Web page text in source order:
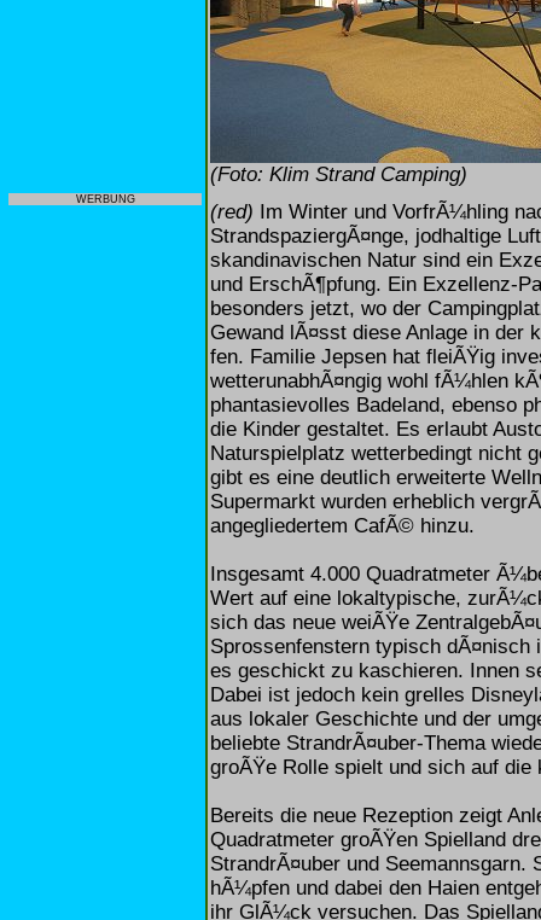
WERBUNG
(Foto: Klim Strand Camping)
(red) Im Winter und VorfrÃ¼hling
StrandspaziergÃ¤nge, jodhaltige
skandinavischen Natur sind ein
und ErschÃ¶pfung. Ein Exzellenz-
besonders jetzt, wo der
Gewand lÃ¤sst diese Anlage in
fen. Familie Jepsen hat fleiÃŸig
wetterunabhÃ¤ngig wohl fÃ¼hlen
phantasievolles Badeland, ebenso
die Kinder gestaltet. Es erlaubt
Naturspielplatz wetterbedingt nicht
gibt es eine deutlich erweiterte
Supermarkt wurden erheblich
angegliedertem CafÃ© hinzu.
Insgesamt 4.000 Quadratmeter
Wert auf eine lokaltypische,
sich das neue weiÃŸe
Sprossenfenstern typisch dÃ¤nisch
es geschickt zu kaschieren. Innen
Dabei ist jedoch kein grelles
aus lokaler Geschichte und der
beliebte StrandrÃ¤uber-Thema
groÃŸe Rolle spielt und sich auf
Bereits die neue Rezeption zeigt
Quadratmeter groÃŸen Spielland
StrandrÃ¤uber und
hÃ¼pfen und dabei den Haien
ihr GlÃ¼ck versuchen. Das